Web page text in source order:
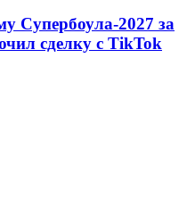
Супербоула-2027 за
сделку с TikTok